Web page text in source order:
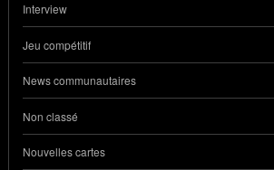
Interview
Jeu compétitif
News communautaires
Non classé
Nouvelles cartes